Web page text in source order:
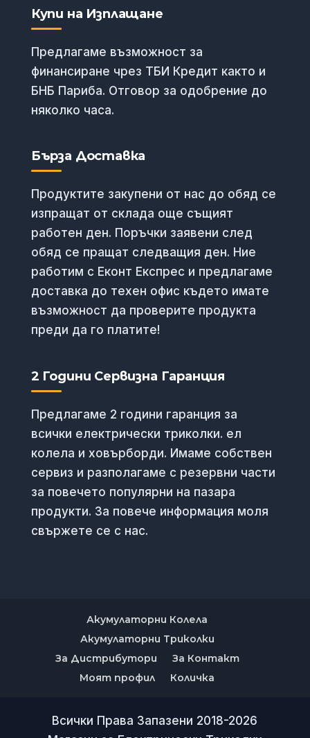
Купи на Изплащане
Предлагаме възможност за
финансиране чрез ТБИ Кредит както и
БНБ Париба. Отговор за одобрение до
няколко часа.
Бърза Доставка
Продуктите закупени от нас до обяд се
изпращат от склада още същият
работен ден. Поръчки заявени след
обяд се пращат следващия ден. Ние
работим с Еконт Експрес и предлагаме
доставка до техен офис където имате
възможност да проверите продукта
преди да го платите!
2 Години Сервизна Гаранция
Предлагаме 2 години гаранция за
всички електрически триколки. ел
колела и ховърборди. Имаме собствен
сервиз и разполагаме с резервни части
за повечето популярни на пазара
продукти. За повече информация моля
свържете се с нас.
Акумулаторни Колела
Акумулаторни Триколки
За Дистрибутори
За Контакт
Моят профил
Количка
Всички Права Запазени 2018-2026